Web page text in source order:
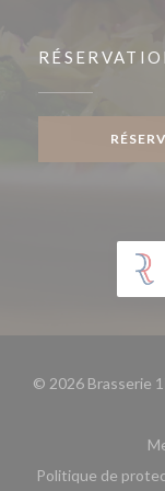
© 2026 Brasserie
Politique de